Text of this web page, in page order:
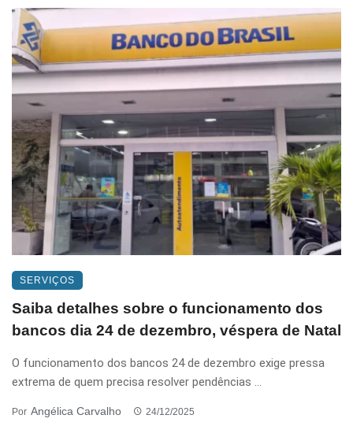
SERVIÇOS
Saiba detalhes sobre o funcionamento dos
bancos dia 24 de dezembro, véspera de Natal
O funcionamento dos bancos 24 de dezembro exige pressa
extrema de quem precisa resolver pendências ...
Por Angélica Carvalho 24/12/2025